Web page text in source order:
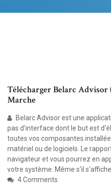
Télécharger Belarc
Marche
Belarc Advisor est une
pas d'interface dont le but est
toutes vos composantes
matériel ou de logiciels. Le
navigateur et vous pourrez en
votre système. Même s'il
4 Comments